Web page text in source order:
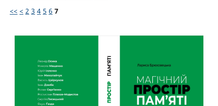
<< < 2 3 4 5 6 7